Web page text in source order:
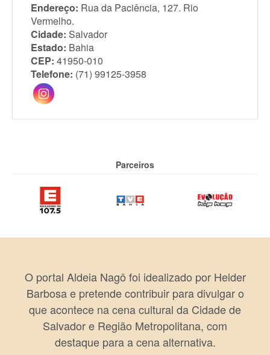
Endereço: Rua da Paciência, 127. Rio
Vermelho.
Cidade: Salvador
Estado: Bahia
CEP: 41950-010
Telefone: (71) 99125-3958
Parceiros
O portal Aldeia Nagô foi idealizado por Helder
Barbosa e pretende contribuir para divulgar o
que acontece na cena cultural da Cidade de
Salvador e Região Metropolitana, com
destaque para a cena alternativa.